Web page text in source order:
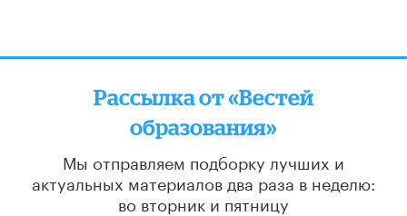
Рассылка от «Вестей
образования»
Мы отправляем подборку лучших и
актуальных материалов два раза в неделю:
во вторник и пятницу